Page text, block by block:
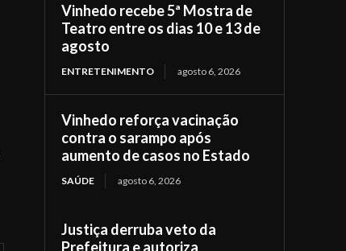
Vinhedo recebe 5ª Mostra de
Teatro entre os dias 10 e 13 de
agosto
ENTRETENIMENTO agosto 6, 2026
Vinhedo reforça vacinação
contra o sarampo após
aumento de casos no Estado
SAÚDE agosto 6, 2026
Justiça derruba veto da
Prefeitura e autoriza